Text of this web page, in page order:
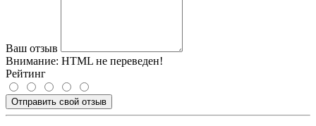
Ваш отзыв
Внимание: HTML не переведен!
Рейтинг
Отправить свой отзыв